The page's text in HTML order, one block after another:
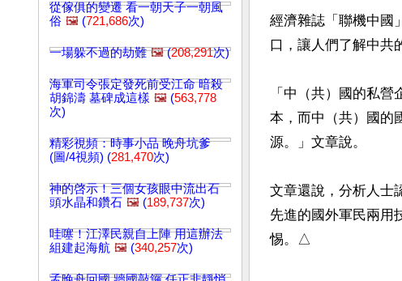
從傢俱的變遷 看一朝天子一朝風
俗 🖼️ (721,686次)
一場躲不過的劫難 🖼️(208,291次)
海軍司令張定發死前受江命 暗殺
胡錦濤 墓碑成這樣 🖼️ (563,778
次)
精彩視頻：時事小品 晚舟坑爹
(圖/4視頻) (281,470次)
神的啓示！三個女孩眼中流出石
頭水晶和鑽石 🖼️ (189,737次)
哇噻！江澤民親自上陣 用這辦法
組建起海航 🖼️ (340,257次)
經濟雜誌「聯機中國
口，讓人們了解中共
「中（共）國的私
本，而中（共）國的
源。」文章說。
文章還說，分析人士
先進的國外軍民兩用
惕。△